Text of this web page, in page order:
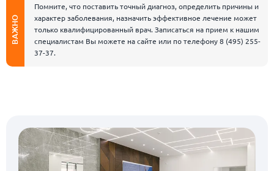
ВАЖНО
Помните, что поставить точный диагноз, определить причины и
характер заболевания, назначить эффективное лечение может
только квалифицированный врач. Записаться на прием к нашим
специалистам Вы можете на сайте или по телефону8 (495) 255-
37-37.